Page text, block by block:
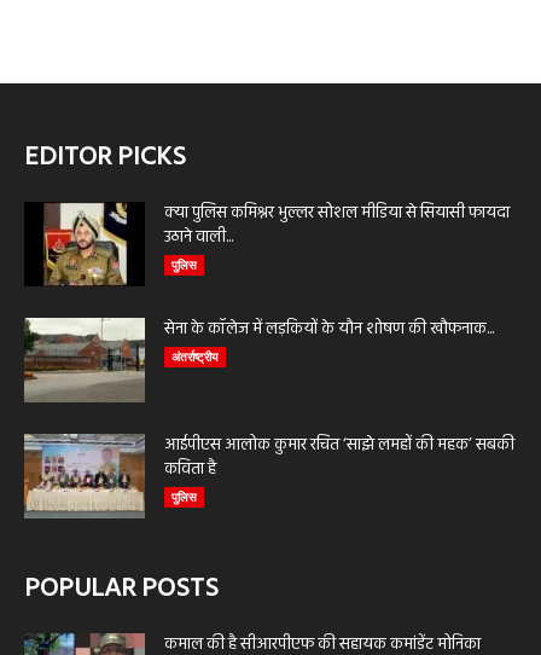
EDITOR PICKS
क्या पुलिस कमिश्नर भुल्लर सोशल मीडिया से सियासी फायदा
उठाने वाली...
पुलिस
सेना के कॉलेज में लड़कियों के यौन शोषण की खौफनाक...
अंतर्राष्ट्रीय
आईपीएस आलोक कुमार रचित ‘साझे लमहों की महक’ सबकी
कविता है
पुलिस
POPULAR POSTS
कमाल की है सीआरपीएफ की सहायक कमांडेंट मोनिका